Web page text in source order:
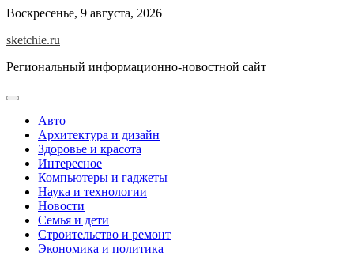
Skip
content
Воскресенье, 9 августа, 2026
sketchie.ru
Региональный информационно-новостной сайт
Авто
Архитектура и дизайн
Здоровье и красота
Интересное
Компьютеры и гаджеты
Наука и технологии
Новости
Семья и дети
Строительство и ремонт
Экономика и политика